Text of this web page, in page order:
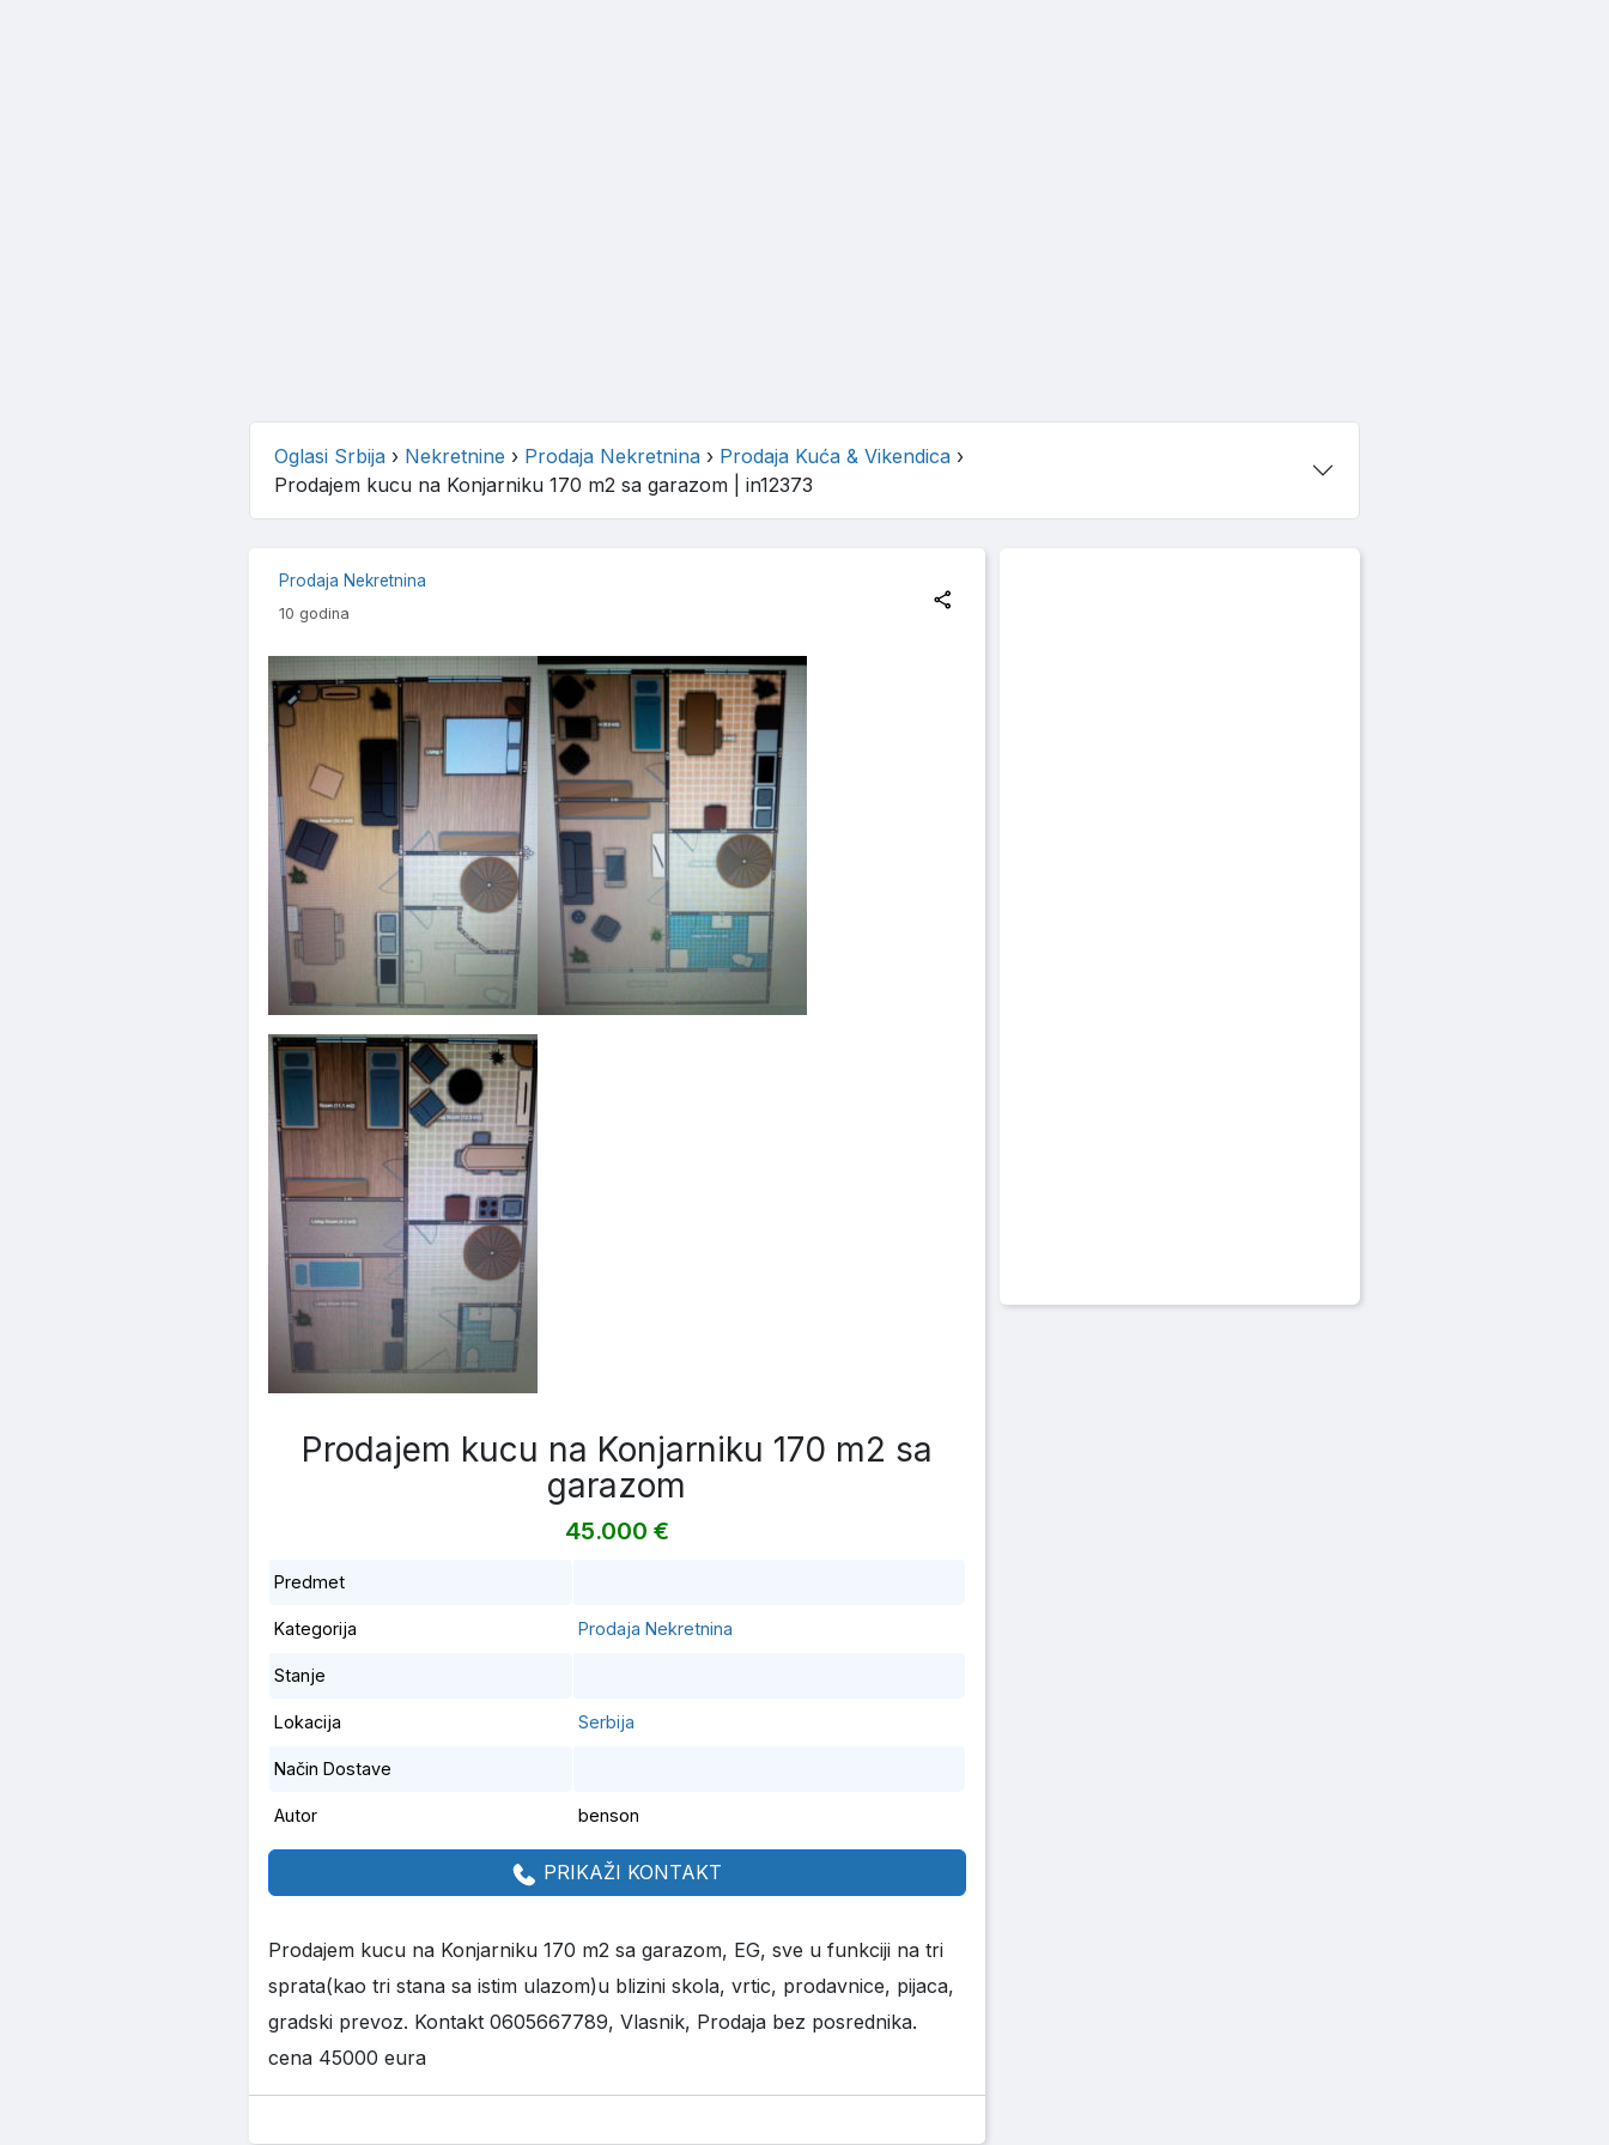
Oglasi Srbija› Nekretnine › Prodaja Nekretnina› Prodaja Kuća & Vikendica›
Prodajem kucu na Konjarniku 170 m2 sa garazom| in12373
Prodaja Nekretnina
10 godina
Prodajem kucu na Konjarniku 170 m2 sa
garazom
45.000 €
Predmet
Kategorija Prodaja Nekretnina
Stanje
Lokacija Serbija
Način Dostave
Autor benson
PRIKAŽI KONTAKT
Prodajem kucu na Konjarniku 170 m2 sa garazom, EG, sve u funkciji na tri
sprata(kao tri stana sa istim ulazom)u blizini skola, vrtic, prodavnice, pijaca,
gradski prevoz. Kontakt 0605667789, Vlasnik, Prodaja bez posrednika.
cena 45000 eura